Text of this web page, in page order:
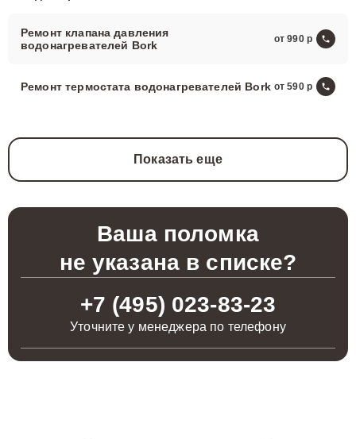
Ремонт клапана давления
водонагревателей Bork
от 990
Ремонт термостата водонагревателей Bork от 590
Показать еще
Ваша поломка
не указана в списке?
+7 (495) 023-83-23
Уточните у менеджера по телефону